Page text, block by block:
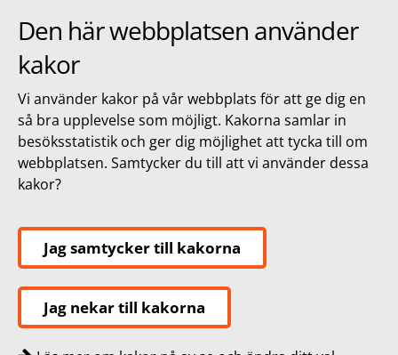
Den här webbplatsen använder
kakor
Vi använder kakor på vår webbplats för att ge dig en
så bra upplevelse som möjligt. Kakorna samlar in
besöksstatistik och ger dig möjlighet att tycka till om
webbplatsen. Samtycker du till att vi använder dessa
kakor?
Jag samtycker till kakorna
Jag nekar till kakorna